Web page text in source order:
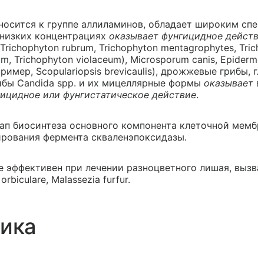
к группе аллиламинов, обладает широким
концентрациях оказывает фунгицидное
rubrum, Trichophyton mentagrophytes,
Trichophyton violaceum), Microsporum canis,
Scopulariopsis brevicaulis), дрожжевые грибы,
Candida spp. и их мицеллярные формы оказывает
или фунгистатическое действие.
биосинтеза основного компонента клеточной
фермента скваленэпоксидазы.
при лечении разноцветного лишая,
Malassezia furfur.